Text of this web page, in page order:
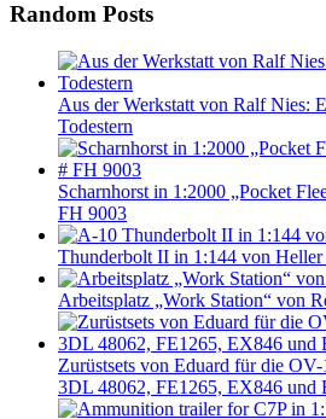
Random Posts
Aus der Werkstatt von Ralf Nies:
Todestern
Scharnhorst in 1:2000 „Pocket
FH 9003
Thunderbolt II in 1:144 von Heller
Arbeitsplatz „Work Station“ von
Zurüstsets von Eduard für die
3DL 48062, FE1265, EX846 und